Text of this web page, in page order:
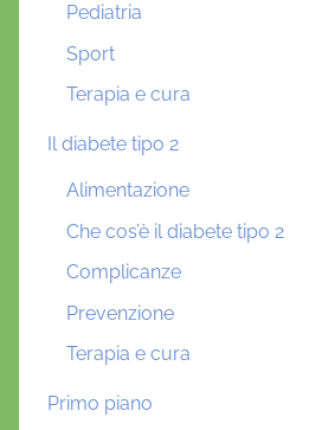
Pediatria
Sport
Terapia e cura
Il diabete tipo 2
Alimentazione
Che cos’è il diabete tipo 2
Complicanze
Prevenzione
Terapia e cura
Primo piano